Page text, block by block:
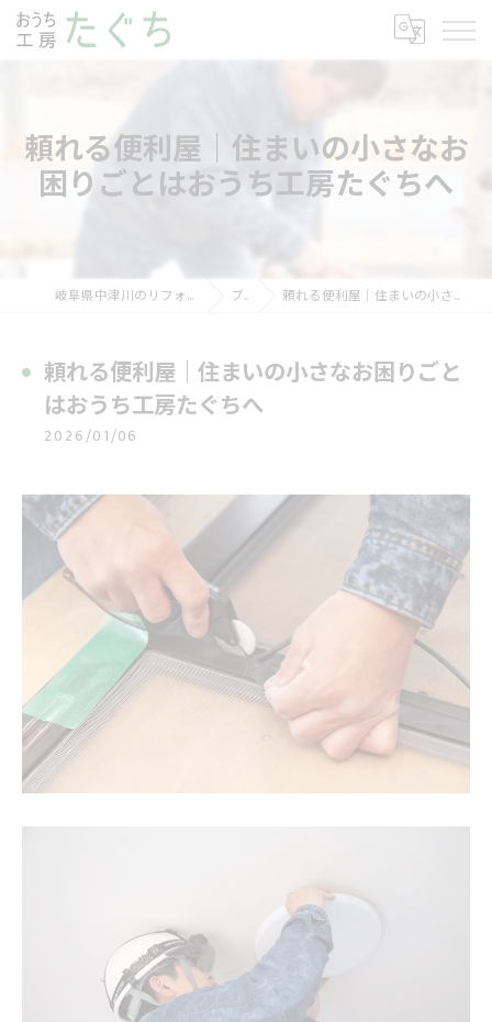
頼れる便利屋｜住まいの小さなお
困りごとはおうち工房たぐちへ
岐阜県中津川のリフォームならおうち工房たぐち ブログ 頼れる便利屋｜住まいの小さなお困りごとはおうち工房たぐちへ
頼れる便利屋｜住まいの小さなお困りごと
はおうち工房たぐちへ
2026/01/06